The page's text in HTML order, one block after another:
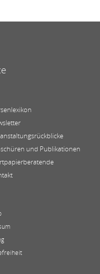
und Publikationen